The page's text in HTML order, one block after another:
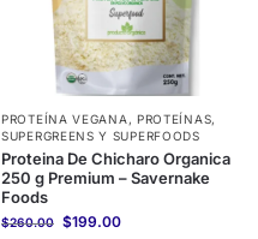
PROTEÍNA VEGANA , PROTEÍNAS,
SUPERGREENS Y SUPERFOODS
Proteina De Chicharo Organica
250 g Premium – Savernake
Foods
$260.00 $199.00